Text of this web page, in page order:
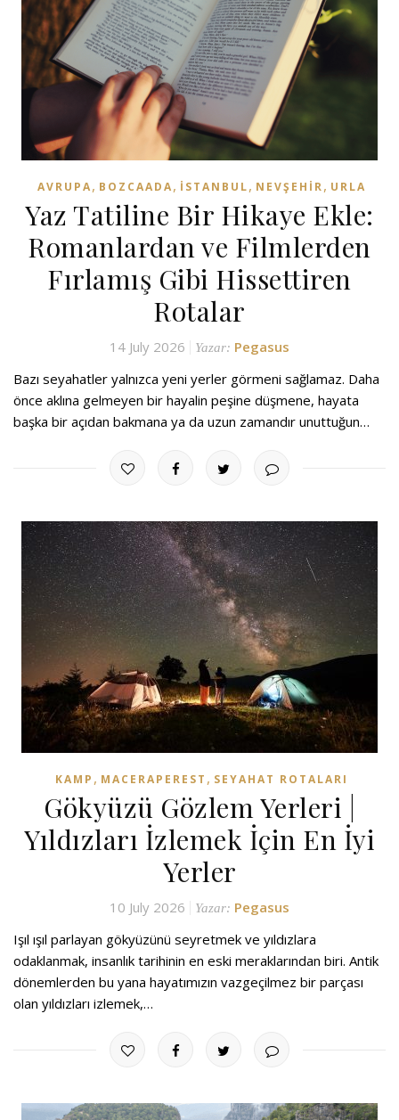
AVRUPA, BOZCAADA, İSTANBUL, NEVŞEHIR, URLA
Yaz Tatiline Bir Hikaye Ekle:
Romanlardan ve Filmlerden
Fırlamış Gibi Hissettiren
Rotalar
14 July 2026 Yazar: Pegasus
Bazı seyahatler yalnızca yeni yerler görmeni sağlamaz. Daha
önce aklına gelmeyen bir hayalin peşine düşmene, hayata
başka bir açıdan bakmana ya da uzun zamandır unuttuğun…
KAMP , MACERAPEREST , SEYAHAT ROTALARI
Gökyüzü Gözlem Yerleri |
Yıldızları İzlemek İçin En İyi
Yerler
10 July 2026 Yazar: Pegasus
Işıl ışıl parlayan gökyüzünü seyretmek ve yıldızlara
odaklanmak, insanlık tarihinin en eski meraklarından biri. Antik
dönemlerden bu yana hayatımızın vazgeçilmez bir parçası
olan yıldızları izlemek,…